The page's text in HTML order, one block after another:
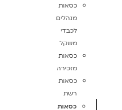
כסאות
מנהלים
לכבדי
משקל
כסאות
מזכירה
כסאות
רשת
כסאות